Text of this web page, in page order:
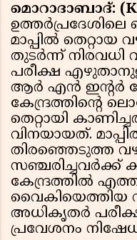
മൊറാദാബാദ്:
മാപ്പിൽ തെറ്റായ
തുടർന്ന് നിരവധി
പരീക്ഷ
ആർ എൻ ഇൻ്റർ
കേന്ദ്രത്തിൻ്റെ
തെറ്റായി
വിനയായത്.
തിരഞ്ഞെടുത്ത
സഞ്ചരിച്ചവർക്ക്
കേന്ദ്രത്തിൽ
വൈകിയെത്തിയ
അധികൃതർ
പ്രവേശനം